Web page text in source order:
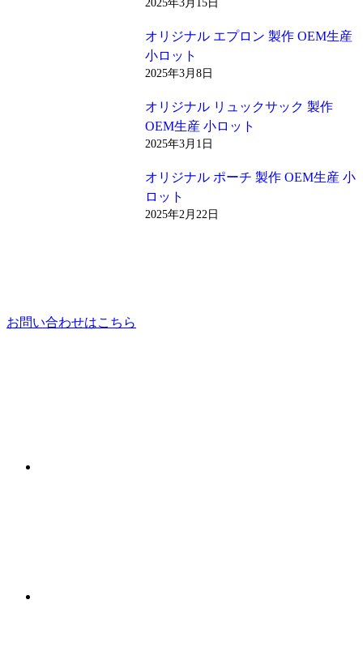
オリジナル エプロン 製作 OEM生産
小ロット
2025年3月8日
オリジナル リュックサック 製作
OEM生産 小ロット
2025年3月1日
オリジナル ポーチ 製作 OEM生産 小
ロット
2025年2月22日
お問い合わせはこちら